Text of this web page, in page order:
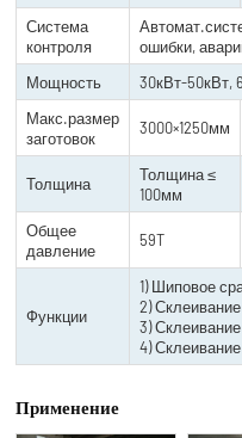
Система
контроля
ошибки,
Мощность
30кВт-50кВт,
Макс.размер
заготовок
3000×1250мм
Толщина
Толщина ≤
100мм
Общее
давление
59T
Функции
1) Шиповое
2)
3)
4)
Применение